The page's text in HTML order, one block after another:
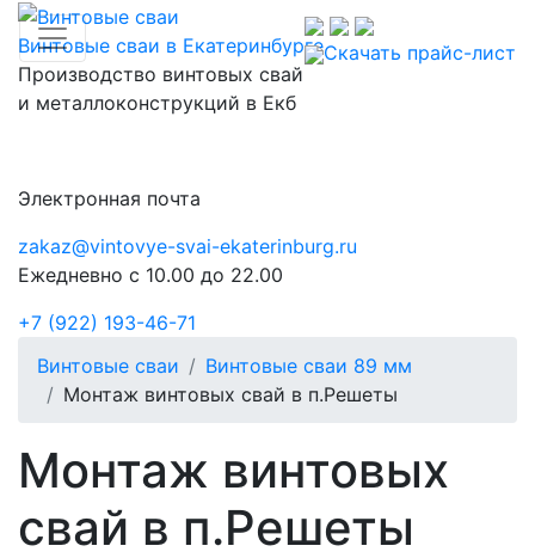
Toggle navigation
Скачать прайс-лист
Винтовые сваи в Екатеринбурге
Производство винтовых свай
и металлоконструкций в Екб
Электронная почта
zakaz@vintovye-svai-ekaterinburg.ru
Ежедневно с 10.00 до 22.00
+7 (922) 193-46-71
Винтовые сваи
Винтовые сваи 89 мм
Монтаж винтовых свай в п.Решеты
Монтаж винтовых
свай в п.Решеты